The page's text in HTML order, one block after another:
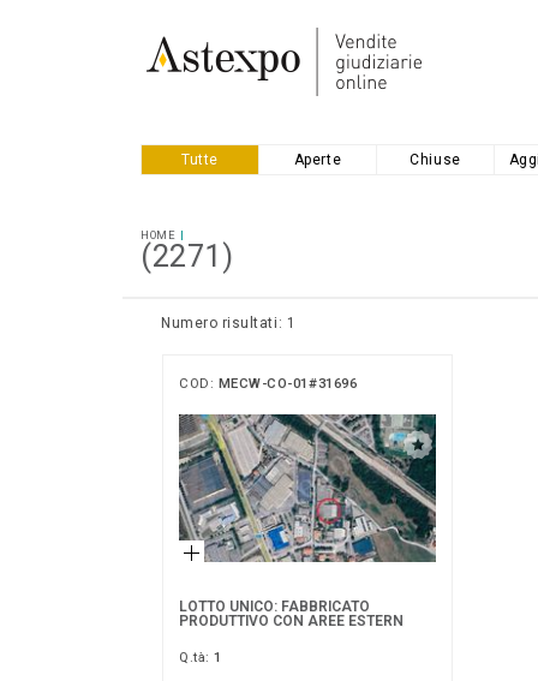
Tutte Aperte Chiuse
HOME
(2271)
Numero risultati: 1
COD: MECW-CO-01#31696
LOTTO UNICO: FABBRICATO
PRODUTTIVO CON AREE ESTERN
Q.tà:1